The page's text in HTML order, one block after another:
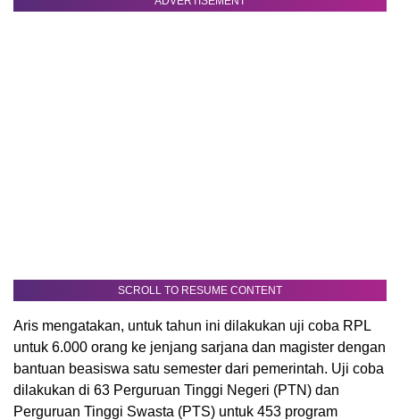
SCROLL TO RESUME CONTENT
Aris mengatakan, untuk tahun ini dilakukan uji coba RPL
untuk 6.000 orang ke jenjang sarjana dan magister dengan
bantuan beasiswa satu semester dari pemerintah. Uji coba
dilakukan di 63 Perguruan Tinggi Negeri (PTN) dan
Perguruan Tinggi Swasta (PTS) untuk 453 program